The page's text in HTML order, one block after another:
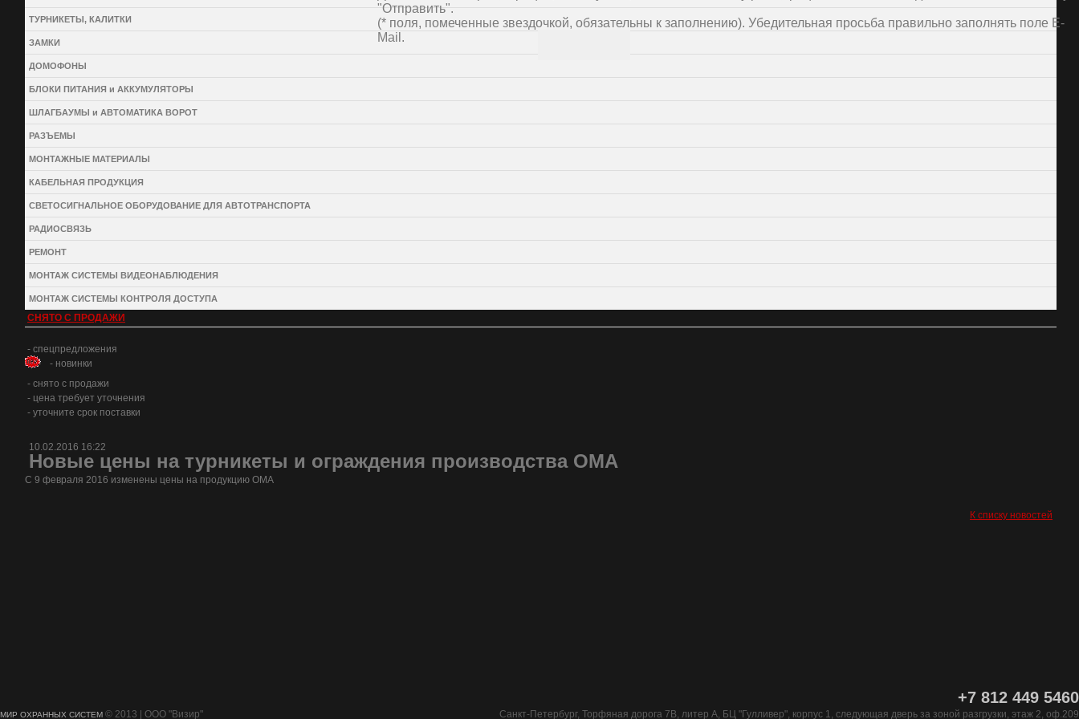
ТУРНИКЕТЫ, КАЛИТКИ
ЗАМКИ
ДОМОФОНЫ
БЛОКИ ПИТАНИЯ и АККУМУЛЯТОРЫ
ШЛАГБАУМЫ и АВТОМАТИКА ВОРОТ
РАЗЪЕМЫ
МОНТАЖНЫЕ МАТЕРИАЛЫ
КАБЕЛЬНАЯ ПРОДУКЦИЯ
СВЕТОСИГНАЛЬНОЕ ОБОРУДОВАНИЕ ДЛЯ АВТОТРАНСПОРТА
РАДИОСВЯЗЬ
РЕМОНТ
МОНТАЖ СИСТЕМЫ ВИДЕОНАБЛЮДЕНИЯ
МОНТАЖ СИСТЕМЫ КОНТРОЛЯ ДОСТУПА
СНЯТО С ПРОДАЖИ
- спецпредложения
- новинки
- снято с продажи
- цена требует уточнения
- уточните срок поставки
10.02.2016 16:22
Новые цены на турникеты и ограждения производства ОМА
С 9 февраля 2016 изменены цены на продукцию ОМА
К списку новостей
+7 812 449 5460
Санкт-Петербург, Торфяная дорога 7В, литер А, БЦ "Гулливер", корпус 1, следующая дверь за зоной разгрузки, этаж 2, оф.209
МИР ОХРАННЫХ СИСТЕМ © 2013 | ООО "Визир"
"Отправить".
(* поля, помеченные звездочкой, обязательны к заполнению). Убедительная просьба правильно заполнять поле E-
Mail.